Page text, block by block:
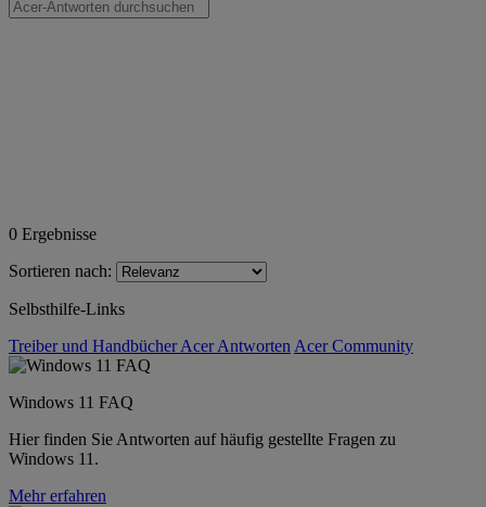
0 Ergebnisse
Sortieren nach:
Selbsthilfe-Links
Treiber und HandbücherAcer Antworten Acer Community
Windows 11 FAQ
Hier finden Sie Antworten auf häufig gestellte Fragen zu
Windows 11.
Mehr erfahren